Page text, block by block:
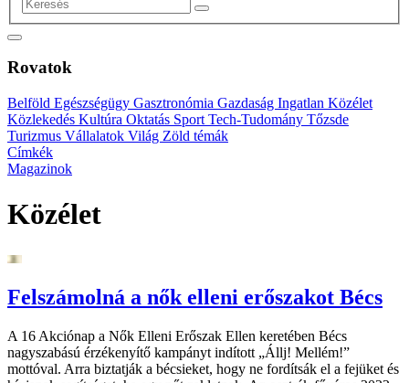
Rovatok
Belföld Egészségügy Gasztronómia Gazdaság Ingatlan Közélet
Közlekedés Kultúra Oktatás Sport Tech-Tudomány Tőzsde
Turizmus Vállalatok Világ Zöld témák
Címkék
Magazinok
Közélet
Felszámolná a nők elleni erőszakot Bécs
A 16 Akciónap a Nők Elleni Erőszak Ellen keretében Bécs
nagyszabású érzékenyítő kampányt indított „Állj! Mellém!”
mottóval. Arra biztatják a bécsieket, hogy ne fordítsák el a fejüket és